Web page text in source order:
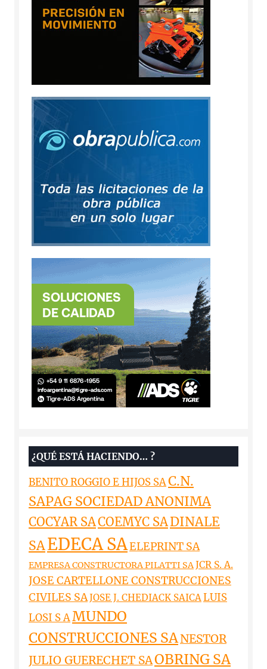
¿QUÉ ESTÁ HACIENDO… ?
BENITO ROGGIO E HIJOS SAC.N.
SAPAG SOCIEDAD ANONIMA
COCYAR SACOEMYC SADINALE
SAEDECA SAELEPRINT SA
EMPRESA CONSTRUCTORA PILATTI SAJCR S. A.
JOSE CARTELLONE CONSTRUCCIONES
CIVILES SAJOSE J. CHEDIACK SAICALUIS
LOSI S AMUNDO
CONSTRUCCIONES SANESTOR
JULIO GUERECHET SAOBRING SA